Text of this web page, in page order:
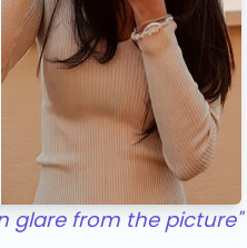
glare from the picture"